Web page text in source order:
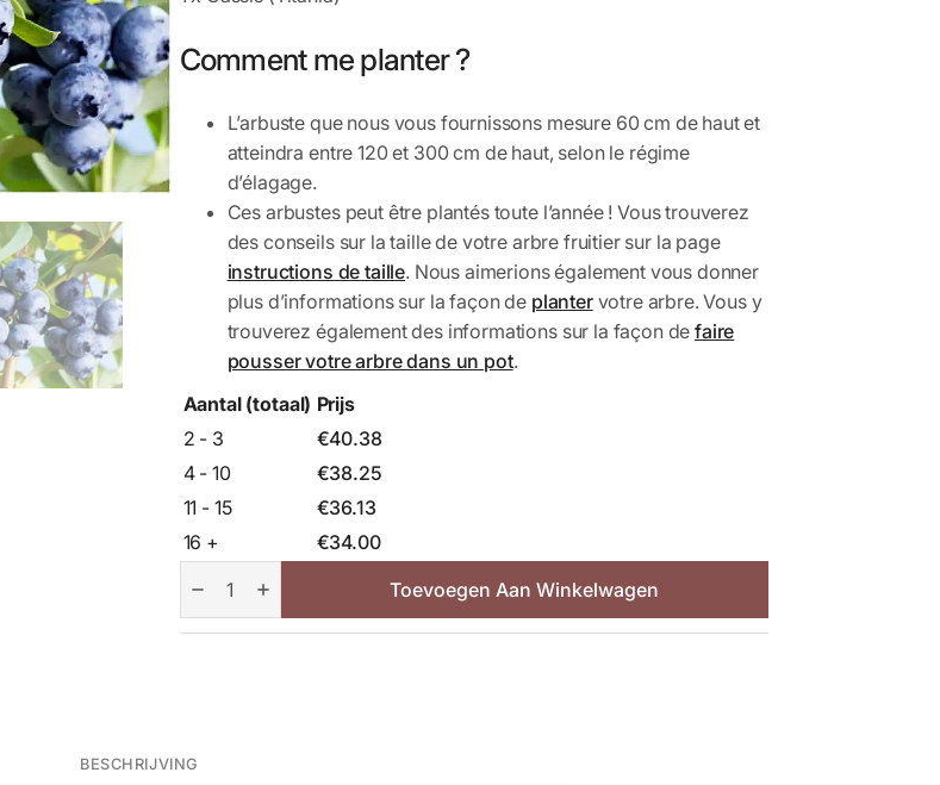
Comment me planter ?
L’arbuste que nous vous fournissons mesure 60 cm de haut et
atteindra entre 120 et 300 cm de haut, selon le régime
d’élagage.
Ces arbustes peut être plantés toute l’année ! Vous trouverez
des conseils sur la taille de votre arbre fruitier sur la page
instructions de taille. Nous aimerions également vous donner
plus d’informations sur la façon de plantervotre arbre. Vous y
trouverez également des informations sur la façon defaire
pousser votre arbre dans un pot.
Aantal (totaal) Prijs
2 - 3
€40.38
4 - 10
€38.25
11 - 15
€36.13
16 +
€34.00
Paquet
de
de
haies
Toevoegen Aan Winkelwagen
BESCHRIJVING